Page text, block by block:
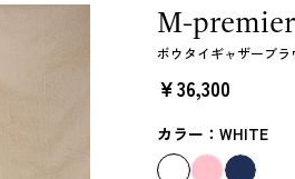
M-
ボウタイギャザーブラ
￥36,300
カラー：WHITE